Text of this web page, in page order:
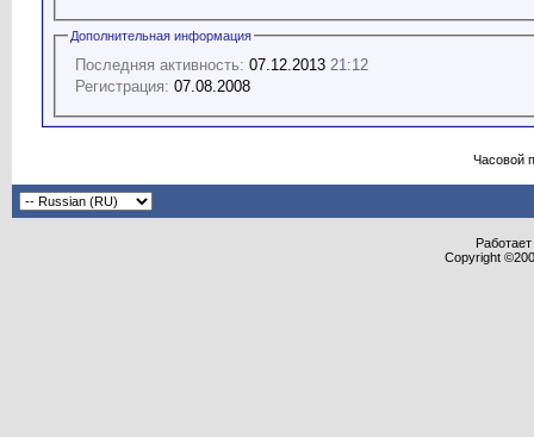
Дополнительная информация
Последняя активность: 07.12.2013 21:12
Регистрация: 07.08.2008
Часовой
Copyright